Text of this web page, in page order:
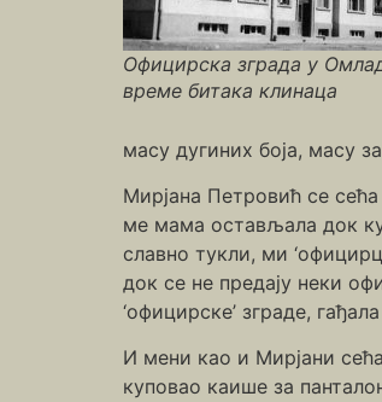
Официрска зграда у
време битака клинаца
масу дугиних боја, масу
Мирјана Петровић се
ме мама остављала док
славно тукли, ми
док се не предају неки
‘официрске’ зграде,
И мени као и Мирјани
куповао каише за